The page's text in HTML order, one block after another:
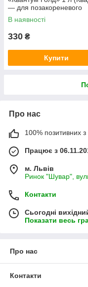
— для позакореневого
підживлення з аусинами
В наявності
330 ₴
Купити
Про нас
100% позитивних з
Працює з
м. Львів
Ринок "Шувар",
Контакти
Сьогодні
Показати весь
Про нас
Контакти